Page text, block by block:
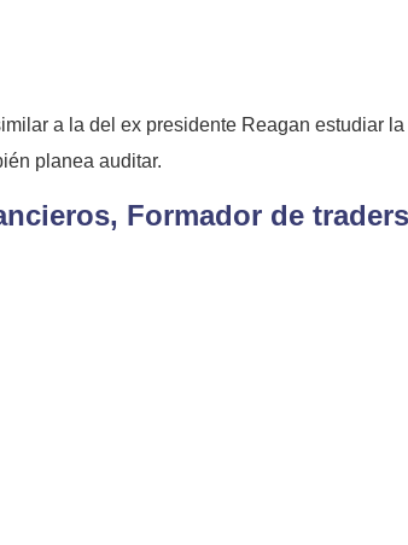
a la del ex presidente Reagan estudiar
planea auditar.
Formador de